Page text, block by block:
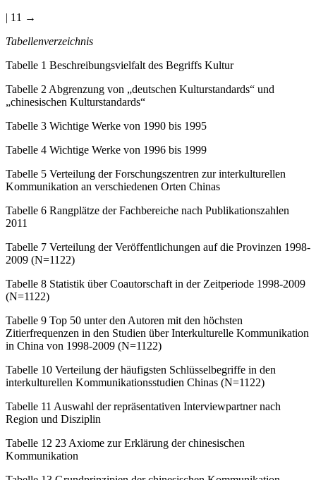
| 11 →
Tabellenverzeichnis
Tabelle 1 Beschreibungsvielfalt des Begriffs Kultur
Tabelle 2 Abgrenzung von „deutschen Kulturstandards“ und
„chinesischen Kulturstandards“
Tabelle 3 Wichtige Werke von 1990 bis 1995
Tabelle 4 Wichtige Werke von 1996 bis 1999
Tabelle 5 Verteilung der Forschungszentren zur interkulturellen
Kommunikation an verschiedenen Orten Chinas
Tabelle 6 Rangplätze der Fachbereiche nach Publikationszahlen
2011
Tabelle 7 Verteilung der Veröffentlichungen auf die Provinzen 1998-
2009 (N=1122)
Tabelle 8 Statistik über Coautorschaft in der Zeitperiode 1998-2009
(N=1122)
Tabelle 9 Top 50 unter den Autoren mit den höchsten
Zitierfrequenzen in den Studien über Interkulturelle Kommunikation
in China von 1998-2009 (N=1122)
Tabelle 10 Verteilung der häufigsten Schlüsselbegriffe in den
interkulturellen Kommunikationsstudien Chinas (N=1122)
Tabelle 11 Auswahl der repräsentativen Interviewpartner nach
Region und Disziplin
Tabelle 12 23 Axiome zur Erklärung der chinesischen
Kommunikation